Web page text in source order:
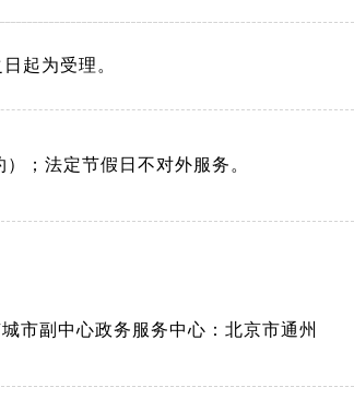
起为受理。
；法定节假日不对外服务。
市副中心政务服务中心：北京市通州